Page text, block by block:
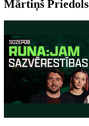
Mārtiņš Priedols